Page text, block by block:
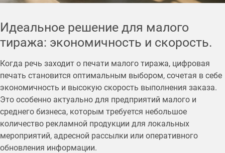
Идеальное решение для малого
тиража: экономичность и скорость.
Когда речь заходит о печати малого тиража, цифровая
печать становится оптимальным выбором, сочетая в себе
экономичность и высокую скорость выполнения заказа.
Это особенно актуально для предприятий малого и
среднего бизнеса, которым требуется небольшое
количество рекламной продукции для локальных
мероприятий, адресной рассылки или оперативного
обновления информации.